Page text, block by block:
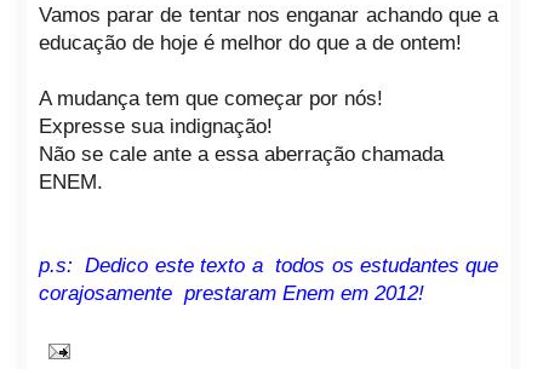
Vamos parar de tentar nos enganar achando que a
educação de hoje é melhor do que a de ontem!
A mudança tem que começar por nós!
Expresse sua indignação!
Não se cale ante a essa aberração chamada
ENEM.
p.s: Dedico este texto a todos os estudantes que
corajosamente prestaram Enem em 2012!